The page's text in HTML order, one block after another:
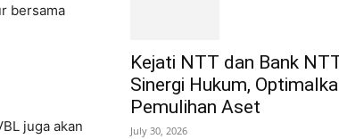
bersama
juga akan
Kejati NTT dan Bank
Sinergi Hukum,
Pemulihan Aset
July 30, 2026